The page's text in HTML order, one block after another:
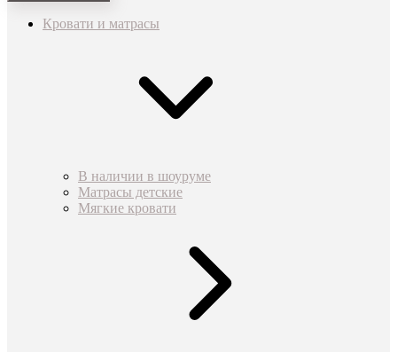
Кровати и матрасы
В наличии в шоуруме
Матрасы детские
Мягкие кровати